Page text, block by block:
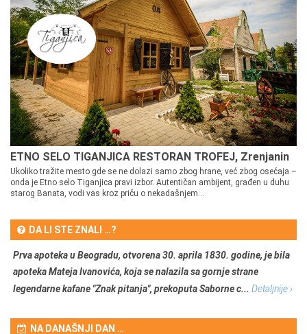
ETNO SELO TIGANJICA RESTORAN TROFEJ, Zrenjanin
Ukoliko tražite mesto gde se ne dolazi samo zbog hrane, već zbog osećaja –
onda je Etno selo Tiganjica pravi izbor. Autentičan ambijent, građen u duhu
starog Banata, vodi vas kroz priču o nekadašnjem...
DA LI STE ZNALI …?
Prva apoteka u Beogradu, otvorena 30. aprila 1830. godine, je bila
apoteka Mateja Ivanovića, koja se nalazila sa gornje strane
legendarne kafane "Znak pitanja", prekoputa Saborne c... Detaljnije ›
NA DANAŠNJI DAN …